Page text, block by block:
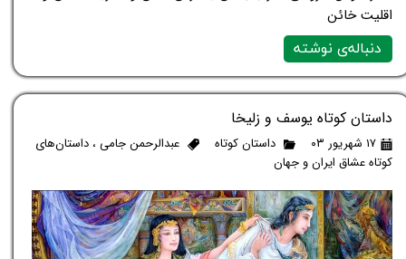
اقلیت خائن
دنباله‌ی نوشته
داستان کوتاه یوسف و زلیخا
۱۷ شهریور ۰۳ داستان کوتاه عبدالرحمن جامی، داستان‌های
کوتاه عشاق ایران و جهان